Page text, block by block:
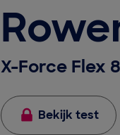
X-Force Flex
Bekijk test